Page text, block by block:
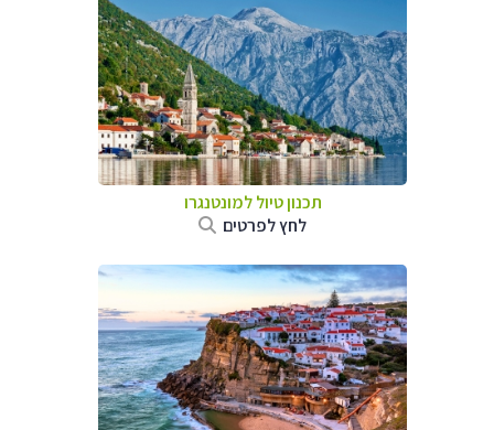
תכנון טיול למונטנגרו
לחץ לפרטים